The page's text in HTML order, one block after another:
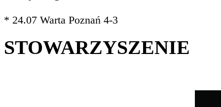
* 24.07 Warta Poznań 4-3
STOWARZYSZENIE